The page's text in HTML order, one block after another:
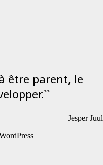
être parent, le
Jesper Juul